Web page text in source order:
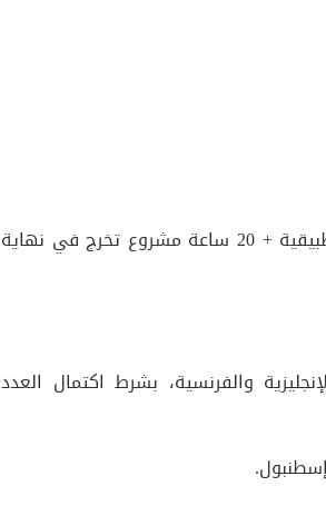
(1) يدرس المشاركون 60 ساعة تتوزع بين: 40 ساعة نظرية وتطبيقية + 20 ساعة مشروع تخرج في نهاية
والفرنسية، بشرط اكتمال العدد